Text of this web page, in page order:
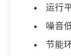
运行
噪音
节能